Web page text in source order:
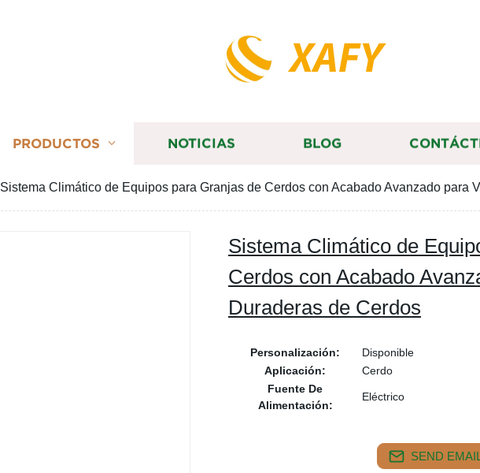
XAFY
PRODUCTOS NOTICIAS BLOG
Sistema Climático de Equipos para Granjas de Cerdos con Acabado Avanzado para
Sistema Climático de
Cerdos con Acabado
Duraderas de Cerdos
Personalización:
Disponible
Aplicación:
Cerdo
Fuente De
Alimentación:
Eléctrico
SEND